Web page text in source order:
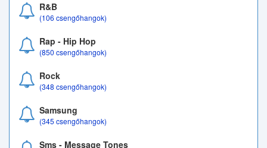
R&B
(106 csengőhangok)
Rap - Hip Hop
(850 csengőhangok)
Rock
(348 csengőhangok)
Samsung
(345 csengőhangok)
Sms - Message Tones